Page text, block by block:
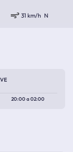
31 km/h N
20:00a02:00